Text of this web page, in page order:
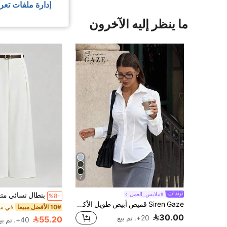
ما ينظر إليه الآخرون
7
#ملابس_العمل
Siren Gaze قميص أبيض طويل الأكمام مطوي بأزرار للنساء، قميص أبيض مكشوف الياقة، قميص أبيض مناسب للنساء، قميص أبيض أنيق للمكتب، قميص للمعلمات، عودة إلى المدرسة، قمصان للمعلمات، نساء الخريف، جميع المواسم، قميص أبيض بأزرار للنساء، قميص أبيض رسمي كاجوال للنساء، قميص أبيض للنساء في الشتاء، قميص أبيض كاجوال للربيع
30.00 20+. تم بيع
%8-
10# الأفضل مبيعا
55.20 40+. تم بيع
إدارة ملفات